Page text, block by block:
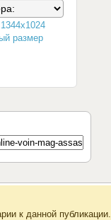
1344x1024
размер
к данной публикации.